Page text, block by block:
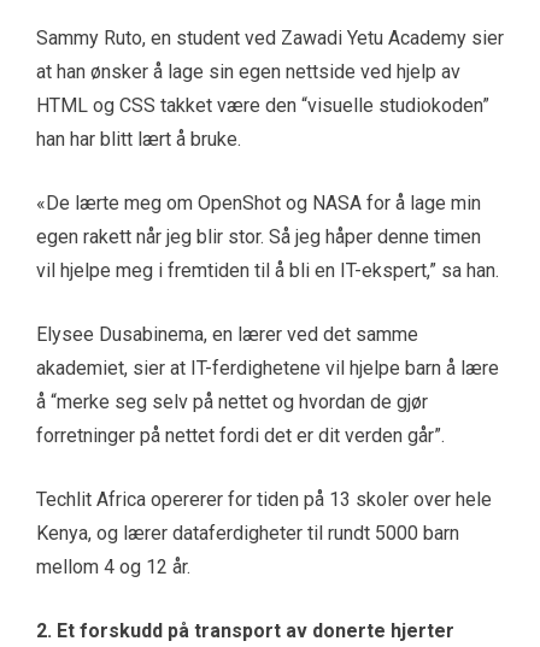
Sammy Ruto, en student ved Zawadi Yetu Academy sier
at han ønsker å lage sin egen nettside ved hjelp av
HTML og CSS takket være den “visuelle studiokoden”
han har blitt lært å bruke.
«De lærte meg om OpenShot og NASA for å lage min
egen rakett når jeg blir stor. Så jeg håper denne timen
vil hjelpe meg i fremtiden til å bli en IT-ekspert,” sa han.
Elysee Dusabinema, en lærer ved det samme
akademiet, sier at IT-ferdighetene vil hjelpe barn å lære
å “merke seg selv på nettet og hvordan de gjør
forretninger på nettet fordi det er dit verden går”.
Techlit Africa opererer for tiden på 13 skoler over hele
Kenya, og lærer dataferdigheter til rundt 5000 barn
mellom 4 og 12 år.
2. Et forskudd på transport av donerte hjerter